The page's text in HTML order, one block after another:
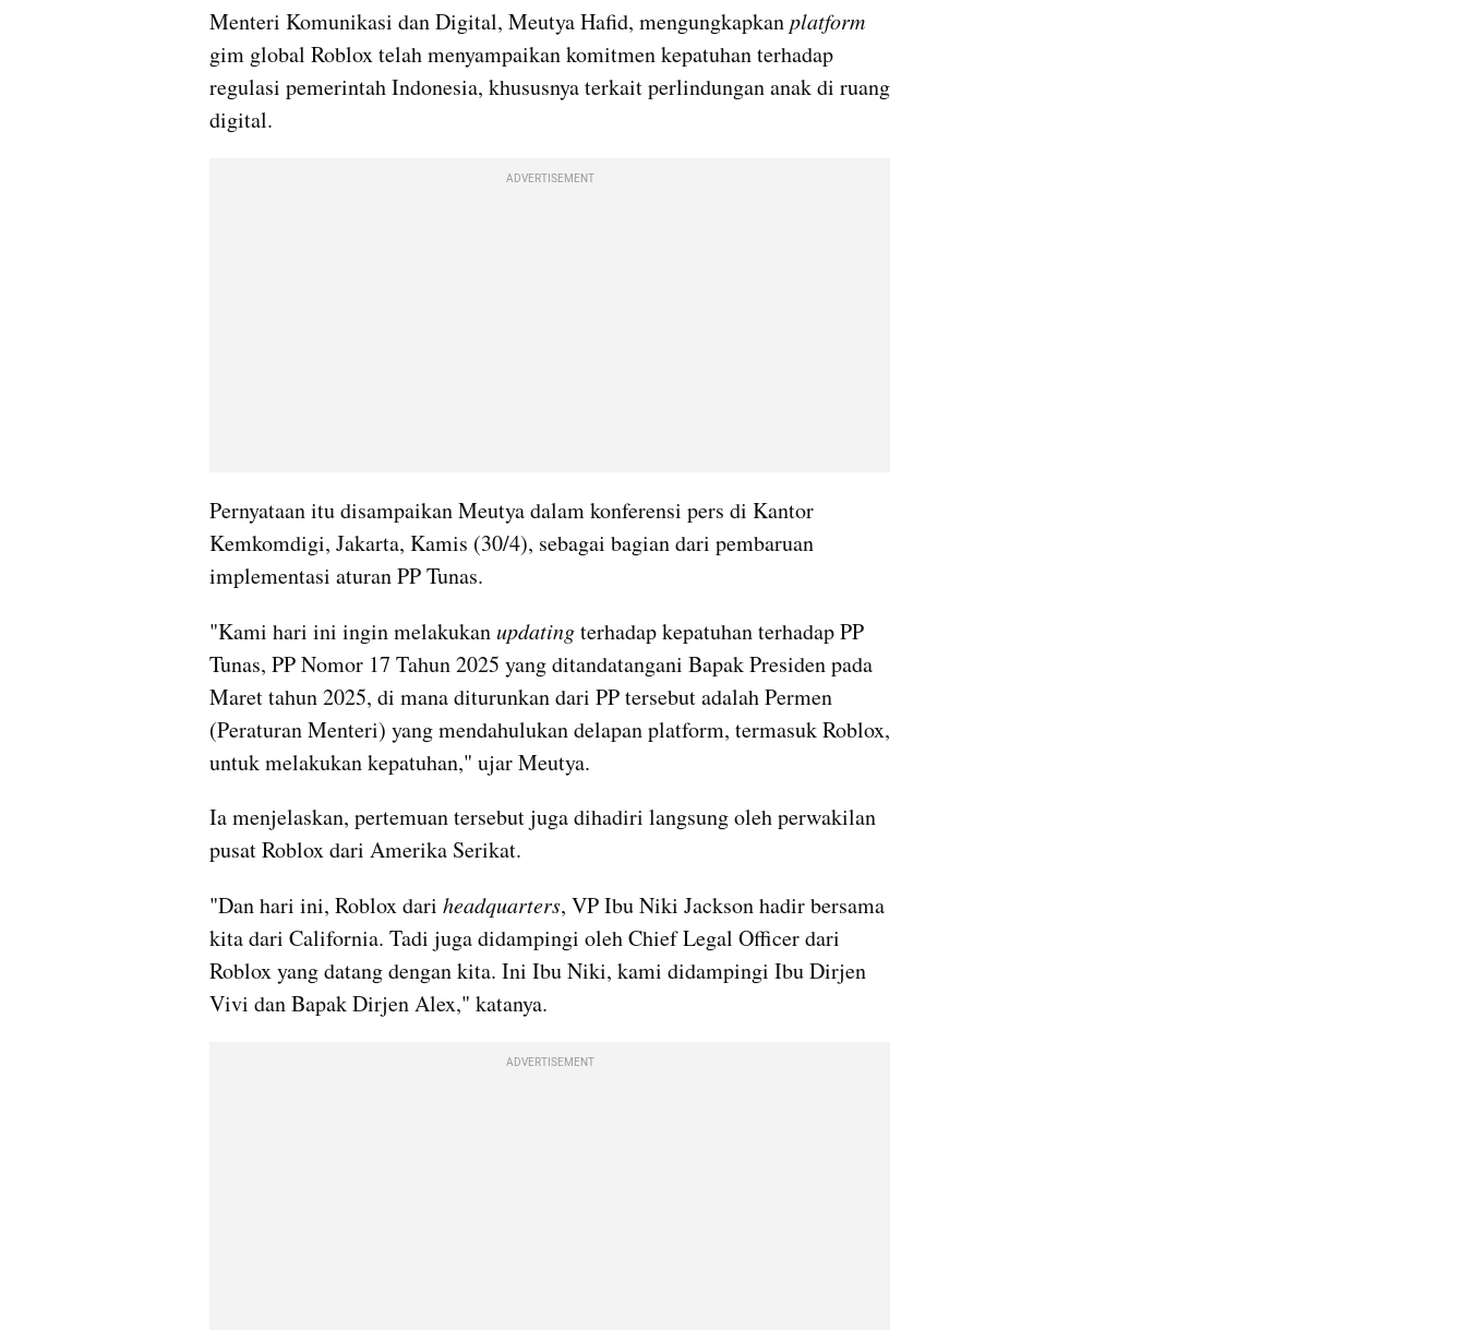
Menteri Komunikasi dan Digital, Meutya Hafid, mengungkapkan platform
gim global Roblox telah menyampaikan komitmen kepatuhan terhadap
regulasi pemerintah Indonesia, khususnya terkait perlindungan anak di ruang
digital.
ADVERTISEMENT
Pernyataan itu disampaikan Meutya dalam konferensi pers di Kantor
Kemkomdigi, Jakarta, Kamis (30/4), sebagai bagian dari pembaruan
implementasi aturan PP Tunas.
"Kami hari ini ingin melakukan updating terhadap kepatuhan terhadap PP
Tunas, PP Nomor 17 Tahun 2025 yang ditandatangani Bapak Presiden pada
Maret tahun 2025, di mana diturunkan dari PP tersebut adalah Permen
(Peraturan Menteri) yang mendahulukan delapan platform, termasuk Roblox,
untuk melakukan kepatuhan," ujar Meutya.
Ia menjelaskan, pertemuan tersebut juga dihadiri langsung oleh perwakilan
pusat Roblox dari Amerika Serikat.
"Dan hari ini, Roblox dari headquarters, VP Ibu Niki Jackson hadir bersama
kita dari California. Tadi juga didampingi oleh Chief Legal Officer dari
Roblox yang datang dengan kita. Ini Ibu Niki, kami didampingi Ibu Dirjen
Vivi dan Bapak Dirjen Alex," katanya.
ADVERTISEMENT